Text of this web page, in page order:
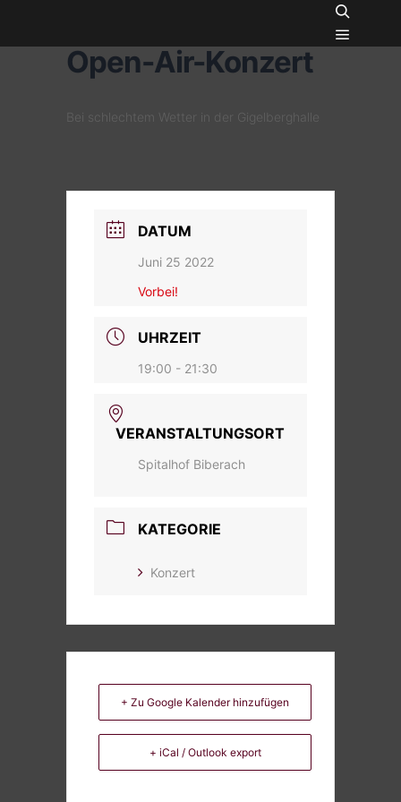
Suchen
Open-Air-Konzert
Bei schlechtem Wetter in der Gigelberghalle
DATUM
Juni 25 2022
Vorbei!
UHRZEIT
19:00 - 21:30
VERANSTALTUNGSORT
Spitalhof Biberach
KATEGORIE
Konzert
+ Zu Google Kalender hinzufügen
+ iCal / Outlook export